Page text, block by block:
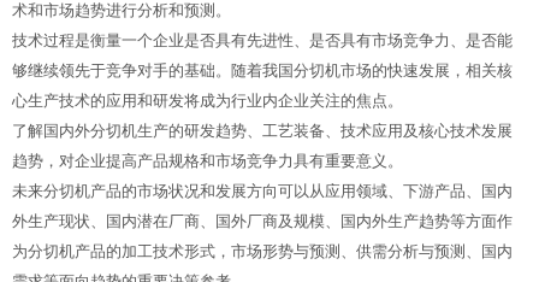
术和市场趋势进行分析和预测。
技术过程是衡量一个企业是否具有先进性、是否具有市场竞争力、是否能
够继续领先于竞争对手的基础。随着我国分切机市场的快速发展，相关核
心生产技术的应用和研发将成为行业内企业关注的焦点。
了解国内外分切机生产的研发趋势、工艺装备、技术应用及核心技术发展
趋势，对企业提高产品规格和市场竞争力具有重要意义。
未来分切机产品的市场状况和发展方向可以从应用领域、下游产品、国内
外生产现状、国内潜在厂商、国外厂商及规模、国内外生产趋势等方面作
为分切机产品的加工技术形式，市场形势与预测、供需分析与预测、国内